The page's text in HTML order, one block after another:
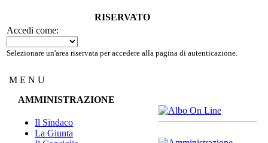
RISERVATO
Accedi come:
Selezionare un'area riservata per accedere alla pagina di autenticazione.
M E N U
AMMINISTRAZIONE
Il Sindaco
La Giunta